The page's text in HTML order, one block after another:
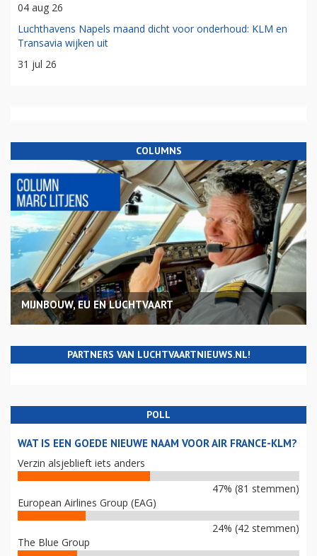
04 aug 26
Luchthavens Napels maand dicht voor onderhoud: KLM en
Transavia wijken uit
31 jul 26
COLUMNS
MIJNBOUW, EU EN LUCHTVAART
PARTNERS VAN LUCHTVAARTNIEUWS.NL!
POLL
WAT IS EEN GOEDE NIEUWE NAAM VOOR AIR FRANCE-KLM?
Verzin alsjeblieft iets anders
47% (81 stemmen)
European Airlines Group (EAG)
24% (42 stemmen)
The Blue Group